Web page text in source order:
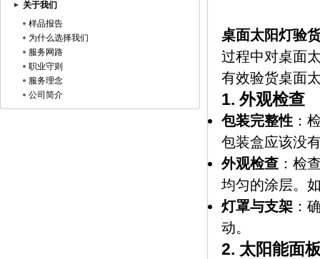
关于我们
样品报告
为什么选择我们
服务网路
职业守则
服务理念
公司简介
桌面太阳灯验
过程中对桌面
有效验货桌面
1. 外观检查
包装完整性 ：
包装盒应该没
外观检查 ：检
均匀的涂层。
灯罩与支架 ：
动。
2. 太阳能面